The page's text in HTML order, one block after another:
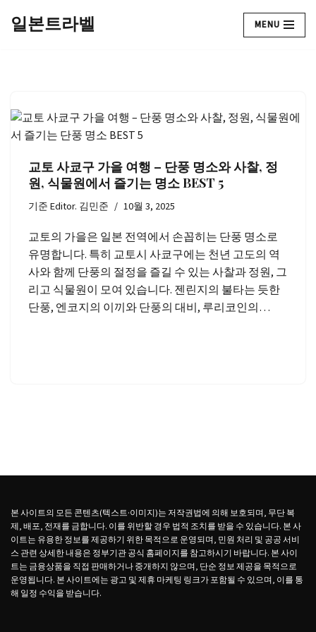
건
뛰
일본트라벨 MENU
교토 사쿄구 가을 여행 – 단풍 명소와 사찰, 정
원, 식물원에서 즐기는 명소 BEST 5
기준Editor. 김민준 10월 3, 2025
교토의 가을은 일본 전역에서 손꼽히는 단풍 명소로
유명합니다. 특히 교토시 사쿄구에는 천년 고도의 역
사와 함께 단풍의 절정을 즐길 수 있는 사찰과 정원, 그
리고 식물원이 모여 있습니다. 젠린지의 불타는 듯한
단풍, 엔코지의 이끼와 단풍의 대비, 루리코인의…
본 사이트의 모든 콘텐츠(텍스트·이미지)는 저작권법에 의해 보호되며, 무단 복
제, 배포, 전재를 금합니다. 이를 위반할 경우 법적 조치를 받을 수 있습니다. 본 사
이트는 유용한 정보를 제공하기 위한 목적으로 운영되며, 민원 처리 및 공공 서비
스 관련 상세한 내용은 정부기관 공식 홈페이지를 참고하시기 바랍니다. 본 사이
트는 금융상품을 직접 판매하거나 중개하지 않으며, 단순 정보 제공을 목적으로
운영됩니다. 본 사이트에는 광고 및 제휴 마케팅 링크가 포함될 수 있으며, 이를 통
해 일정 수익을 받습니다.